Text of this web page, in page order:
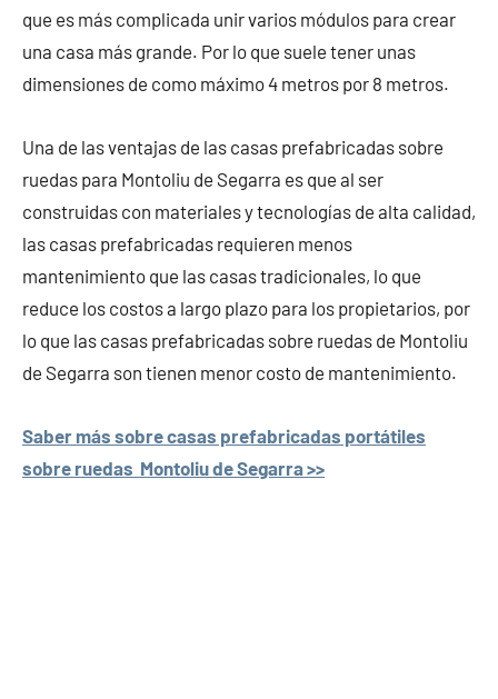
que es más complicada unir varios módulos para crear
una casa más grande. Por lo que suele tener unas
dimensiones de como máximo 4 metros por 8 metros.
Una de las ventajas de las casas prefabricadas sobre
ruedas para Montoliu de Segarra es que al ser
construidas con materiales y tecnologías de alta calidad,
las casas prefabricadas requieren menos
mantenimiento que las casas tradicionales, lo que
reduce los costos a largo plazo para los propietarios, por
lo que las casas prefabricadas sobre ruedas de Montoliu
de Segarra son tienen menor costo de mantenimiento.
Saber más sobre casas prefabricadas portátiles
sobre ruedas Montoliu de Segarra >>